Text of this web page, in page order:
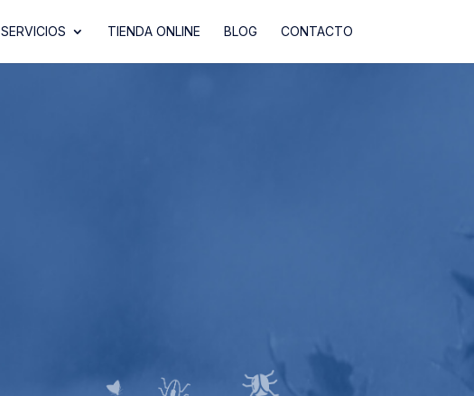
SERVICIOS TIENDA ONLINE BLOG CONTACTO